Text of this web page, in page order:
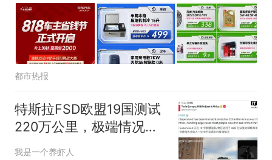
都市热报
特斯拉FSD欧盟19国测试
220万公里，极端情况比
普通人一生还罕见
我是一个养虾人